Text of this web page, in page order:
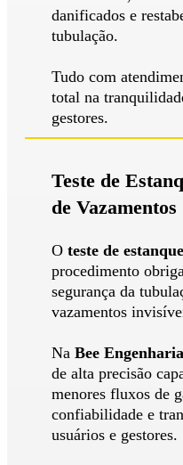
danificados e
tubulação.
Tudo com
total na
gestores.
Teste de
de Vazamentos
O teste de
procedimento
segurança da
vazamentos
Na Bee Engenharia
de alta precisão
menores fluxos de
confiabilidade e
usuários e gestores.